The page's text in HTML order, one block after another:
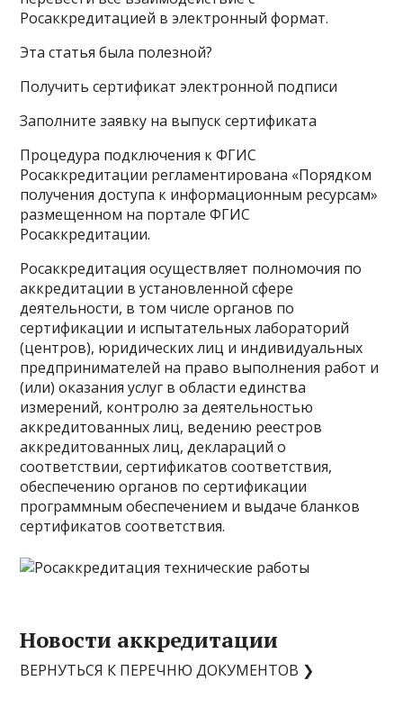
Росаккредитацией в электронный формат.
Эта статья была полезной?
Получить сертификат электронной подписи
Заполните заявку на выпуск сертификата
Процедура подключения к ФГИС
Росаккредитации регламентирована «Порядком
получения доступа к информационным ресурсам»
размещенном на портале ФГИС
Росаккредитации.
Росаккредитация осуществляет полномочия по
аккредитации в установленной сфере
деятельности, в том числе органов по
сертификации и испытательных лабораторий
(центров), юридических лиц и индивидуальных
предпринимателей на право выполнения работ и
(или) оказания услуг в области единства
измерений, контролю за деятельностью
аккредитованных лиц, ведению реестров
аккредитованных лиц, деклараций о
соответствии, сертификатов соответствия,
обеспечению органов по сертификации
программным обеспечением и выдаче бланков
сертификатов соответствия.
Новости аккредитации
ВЕРНУТЬСЯ К ПЕРЕЧНЮ ДОКУМЕНТОВ ❯